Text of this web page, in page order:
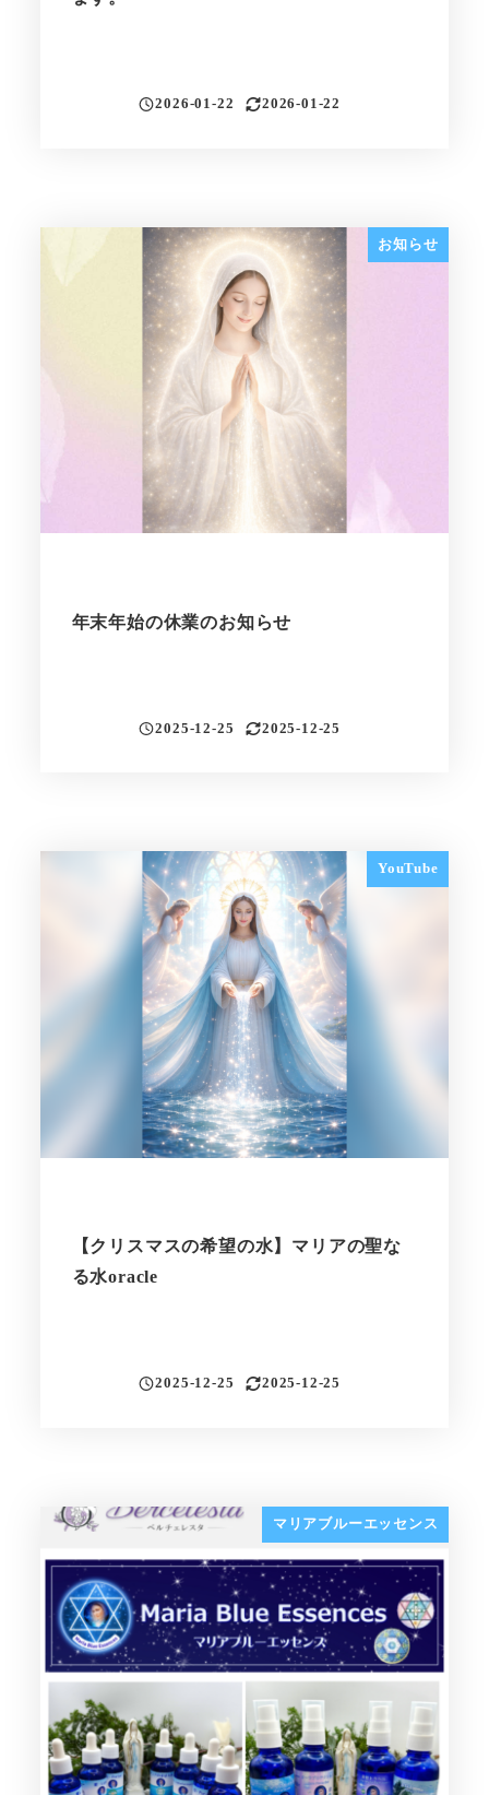
投稿日
2026-01-22
更新日
2026-01-22
お知らせ
年末年始の休業のお知らせ
投稿日
2025-12-25
更新日
2025-12-25
YouTube
【クリスマスの希望の水】マリアの聖な
る水oracle
投稿日
2025-12-25
更新日
2025-12-25
マリアブルーエッセンス